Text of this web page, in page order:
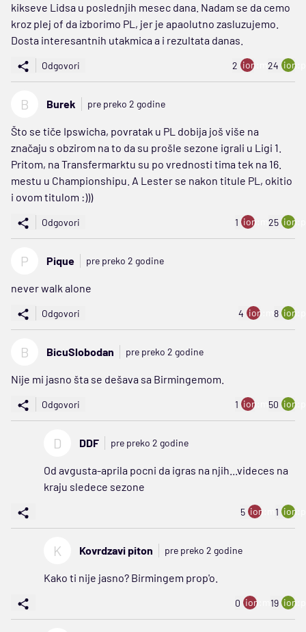
kikseve Lidsa u poslednjih mesec dana. Nadam se da cemo
kroz plej of da izborimo PL, jer je apaolutno zasluzujemo.
Dosta interesantnih utakmica a i rezultata danas.
Odgovori 2 ion:minus
24
B Burek pre preko 2 godine
Što se tiče Ipswicha, povratak u PL dobija još više na
značaju s obzirom na to da su prošle sezone igrali u Ligi 1.
Pritom, na Transfermarktu su po vrednosti tima tek na 16.
mestu u Championshipu. A Lester se nakon titule PL, okitio
i ovom titulom :)))
Odgovori 1 ion:minus
25
P Pique pre preko 2 godine
never walk alone
Odgovori 4 ion:minus
8
B BicuSlobodan pre preko 2 godine
Nije mi jasno šta se dešava sa Birmingemom.
Odgovori 1 ion:minus
50
D DDF pre preko 2 godine
Od avgusta-aprila pocni da igras na njih...videces na
kraju sledece sezone
5 ion:minus
1
K Kovrdzavi piton pre preko 2 godine
Kako ti nije jasno? Birmingem prop'o.
0 ion:minus
19